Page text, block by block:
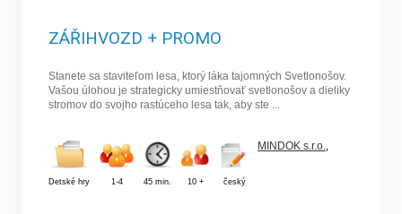
ZÁŘIHVOZD + PROMO
Stanete sa staviteľom lesa, ktorý láka tajomných Svetlonošov.
Vašou úlohou je strategicky umiestňovať svetlonošov a dieliky
stromov do svojho rastúceho lesa tak, aby ste ...
Detské hry 1-4 45 min. 10 + český
MINDOK s.r.o.